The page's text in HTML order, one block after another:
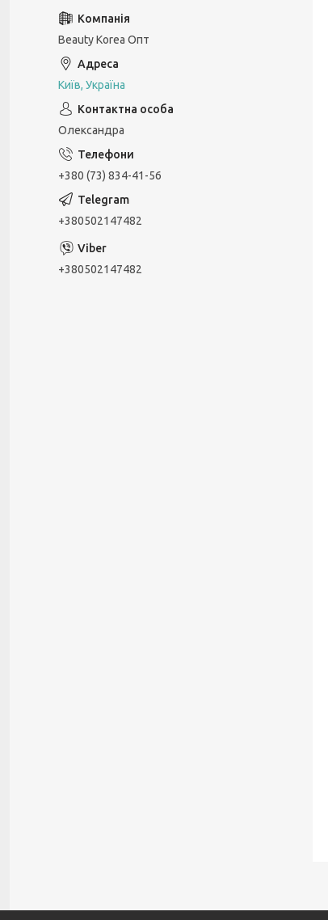
Beauty Korea Опт
Київ, Україна
Олександра
+380 (73) 834-41-56
+380502147482
+380502147482